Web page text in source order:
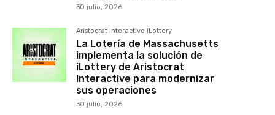
30 julio, 2026
Aristocrat Interactive iLottery
La Lotería de Massachusetts
implementa la solución de
iLottery de Aristocrat
Interactive para modernizar
sus operaciones
30 julio, 2026